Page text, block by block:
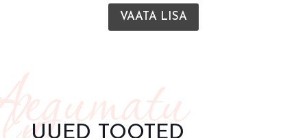
VAATA LISA
UUED TOOTED